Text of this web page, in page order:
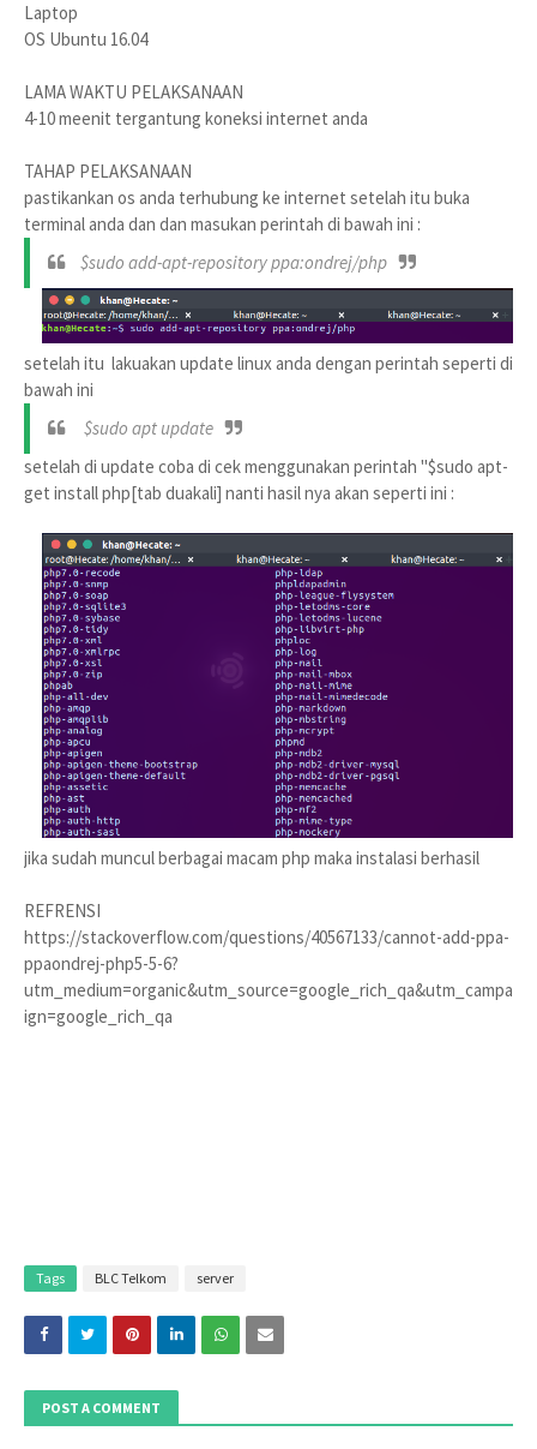
Laptop
OS Ubuntu 16.04
LAMA WAKTU PELAKSANAAN
4-10 meenit tergantung koneksi internet anda
TAHAP PELAKSANAAN
pastikankan os anda terhubung ke internet setelah itu buka
terminal anda dan dan masukan perintah di bawah ini :
$sudo add-apt-repository ppa:ondrej/php
setelah itu lakuakan update linux anda dengan perintah seperti di
bawah ini
$sudo apt update
setelah di update coba di cek menggunakan perintah "$sudo apt-
get install php[tab duakali] nanti hasil nya akan seperti ini :
jika sudah muncul berbagai macam php maka instalasi berhasil
REFRENSI
https://stackoverflow.com/questions/40567133/cannot-add-ppa-
ppaondrej-php5-5-6?
utm_medium=organic&utm_source=google_rich_qa&utm_campa
ign=google_rich_qa
Tags BLC Telkom server
POST A COMMENT